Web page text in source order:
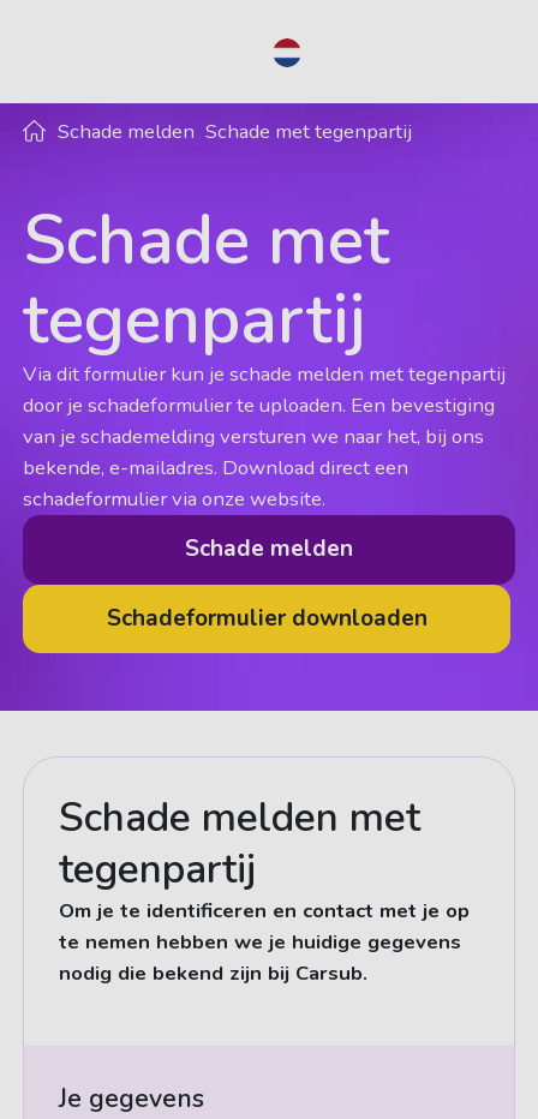
Schade melden Schade met tegenpartij
Schade met
tegenpartij
Via dit formulier kun je schade melden met tegenpartij
door je schadeformulier te uploaden. Een bevestiging
van je schademelding versturen we naar het, bij ons
bekende, e-mailadres. Download direct een
schadeformulier via onze website.
Schade melden
Schadeformulier downloaden
Schade melden met
tegenpartij
Om je te identificeren en contact met je op
te nemen hebben we je huidige gegevens
nodig die bekend zijn bij Carsub.
Je gegevens